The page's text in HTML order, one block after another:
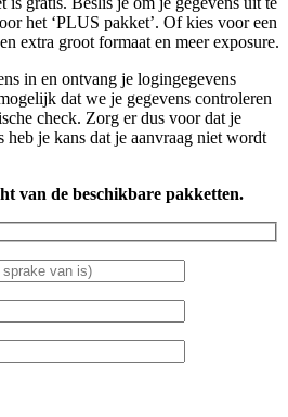
het ‘PLUS pakket’. Of kies voor een
extra groot formaat en meer exposure.
in en ontvang je logingegevens
dat we je gegevens controleren
check. Zorg er dus voor dat je
heb je kans dat je aanvraag niet wordt
van de beschikbare pakketten.